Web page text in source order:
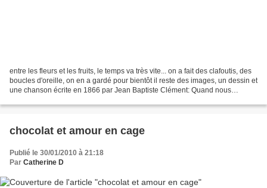
entre les fleurs et les fruits, le temps va très vite... on a fait des clafoutis, des
boucles d'oreille, on en a gardé pour bientôt il reste des images, un dessin et
une chanson écrite en 1866 par Jean Baptiste Clément: Quand nous
chocolat et amour en cage
Publié le 30/01/2010 à 21:18
Par Catherine D